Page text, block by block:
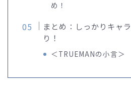
め！
まとめ：しっかりキャ
り！
＜TRUEMANの小言＞